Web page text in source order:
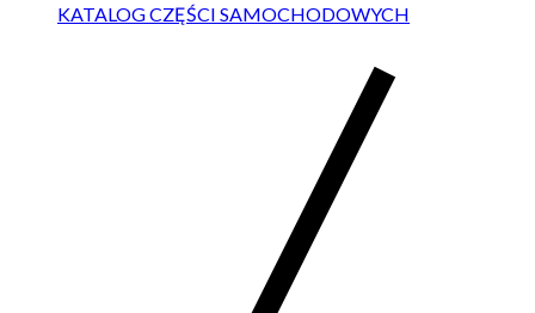
KATALOG CZĘŚCI SAMOCHODOWYCH